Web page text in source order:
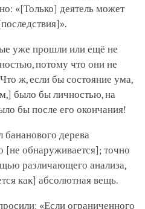
«[Только] деятель может
уже прошли или ещё не
потому что они не
ж, если бы состояние ума,
было бы личностью, на
бы после его окончания!
бананового дерева
[не обнаруживается]; точно
различающего анализа,
как] абсолютная вещь.
«Если ограниченного